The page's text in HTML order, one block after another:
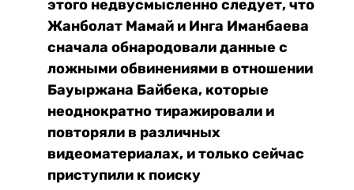
этого недвусмысленно следует, что
Жанболат Мамай и Инга Иманбаева
сначала обнародовали данные с
ложными обвинениями в отношении
Бауыржана Байбека, которые
неоднократно тиражировали и
повторяли в различных
видеоматериалах, и только сейчас
приступили к поиску